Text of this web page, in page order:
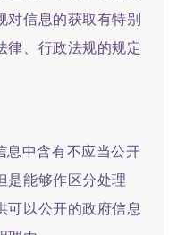
对信息的获取有特别
律、行政法规的规定
中含有不应当公开
是能够作区分处理
可以公开的政府信息